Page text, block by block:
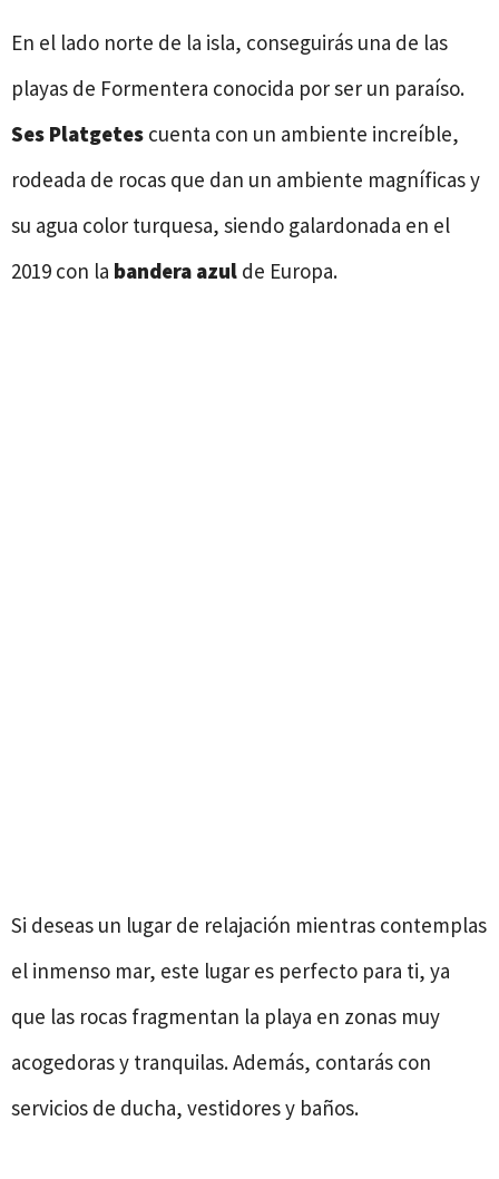
En el lado norte de la isla, conseguirás una de las
playas de Formentera conocida por ser un paraíso.
Ses Platgetes cuenta con un ambiente increíble,
rodeada de rocas que dan un ambiente magníficas y
su agua color turquesa, siendo galardonada en el
2019 con la bandera azul de Europa.
Si deseas un lugar de relajación mientras contemplas
el inmenso mar, este lugar es perfecto para ti, ya
que las rocas fragmentan la playa en zonas muy
acogedoras y tranquilas. Además, contarás con
servicios de ducha, vestidores y baños.